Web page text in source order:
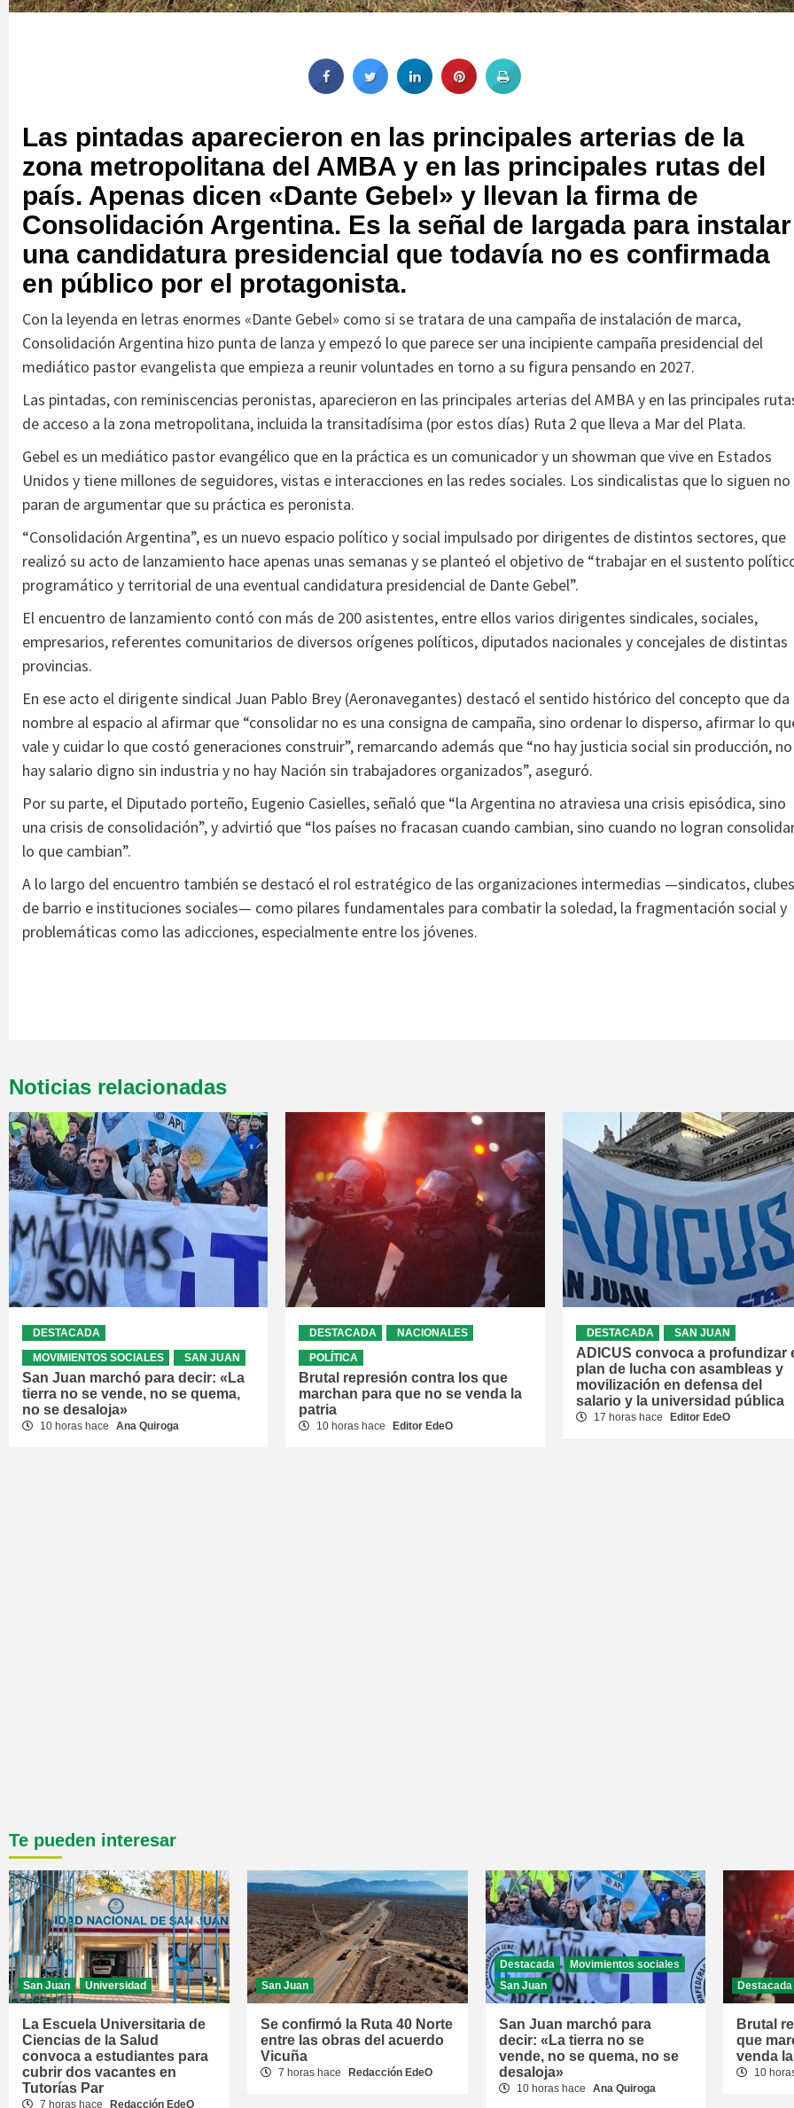
Las pintadas aparecieron en las principales arterias de la
zona metropolitana del AMBA y en las principales rutas del
país. Apenas dicen «Dante Gebel» y llevan la firma de
Consolidación Argentina. Es la señal de largada para instalar
una candidatura presidencial que todavía no es confirmada
en público por el protagonista.
Con la leyenda en letras enormes «Dante Gebel» como si se tratara de una campaña de instalación de marca,
Consolidación Argentina hizo punta de lanza y empezó lo que parece ser una incipiente campaña presidencial del
mediático pastor evangelista que empieza a reunir voluntades en torno a su figura pensando en 2027.
Las pintadas, con reminiscencias peronistas, aparecieron en las principales arterias del AMBA y en las principales
de acceso a la zona metropolitana, incluida la transitadísima (por estos días) Ruta 2 que lleva a Mar del Plata.
Gebel es un mediático pastor evangélico que en la práctica es un comunicador y un showman que vive en Estados
Unidos y tiene millones de seguidores, vistas e interacciones en las redes sociales. Los sindicalistas que lo siguen no
paran de argumentar que su práctica es peronista.
“Consolidación Argentina”, es un nuevo espacio político y social impulsado por dirigentes de distintos sectores, que
realizó su acto de lanzamiento hace apenas unas semanas y se planteó el objetivo de “trabajar en el sustento
programático y territorial de una eventual candidatura presidencial de Dante Gebel”.
El encuentro de lanzamiento contó con más de 200 asistentes, entre ellos varios dirigentes sindicales, sociales,
empresarios, referentes comunitarios de diversos orígenes políticos, diputados nacionales y concejales de distintas
provincias.
En ese acto el dirigente sindical Juan Pablo Brey (Aeronavegantes) destacó el sentido histórico del concepto que da
nombre al espacio al afirmar que “consolidar no es una consigna de campaña, sino ordenar lo disperso, afirmar lo
vale y cuidar lo que costó generaciones construir”, remarcando además que “no hay justicia social sin producción, no
hay salario digno sin industria y no hay Nación sin trabajadores organizados”, aseguró.
Por su parte, el Diputado porteño, Eugenio Casielles, señaló que “la Argentina no atraviesa una crisis episódica, sino
una crisis de consolidación”, y advirtió que “los países no fracasan cuando cambian, sino cuando no logran
lo que cambian”.
A lo largo del encuentro también se destacó el rol estratégico de las organizaciones intermedias —sindicatos, clubes
de barrio e instituciones sociales— como pilares fundamentales para combatir la soledad, la fragmentación social y
problemáticas como las adicciones, especialmente entre los jóvenes.
Noticias relacionadas
DESTACADA
MOVIMIENTOS SOCIALES
SAN JUAN
San Juan marchó para decir: «La
tierra no se vende, no se quema,
no se desaloja»
10 horas hace Ana Quiroga
DESTACADA
NACIONALES
POLÍTICA
Brutal represión contra los que
marchan para que no se venda la
patria
10 horas hace Editor EdeO
DESTACADA SAN JUAN
ADICUS convoca a profundizar
plan de lucha con asambleas y
movilización en defensa del
salario y la universidad pública
17 horas hace Editor EdeO
Te pueden interesar
San Juan Universidad
La Escuela Universitaria de
Ciencias de la Salud
convoca a estudiantes para
cubrir dos vacantes en
Tutorías Par
7 horas hace Redacción EdeO
San Juan
Se confirmó la Ruta 40 Norte
entre las obras del acuerdo
Vicuña
7 horas hace Redacción EdeO
Destacada
Movimientos sociales
San Juan
San Juan marchó para
decir: «La tierra no se
vende, no se quema, no se
desaloja»
10 horas hace Ana Quiroga
Destacada
Brutal
que
venda
10